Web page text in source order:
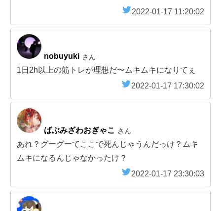
2022-01-17 11:20:02
nobuyuki さん
1日2h以上の筋トレが理想だ〜ムキムキになりてぇ
2022-01-17 17:30:02
ばぶみざわおぎゃこ さん
あれ？グーグーてここで死んじゃうんだっけ？ムキ
ムキになるんじゃなかったけ？
2022-01-17 23:30:03